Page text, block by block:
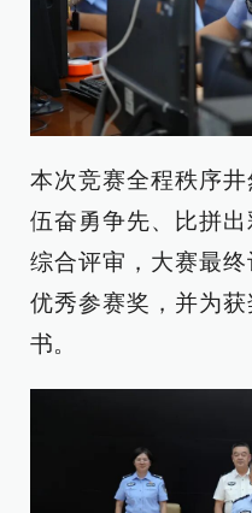
本次竞赛全程秩序
伍奋勇争先、比拼
综合评审，大赛最
优秀参赛奖，并为
书。